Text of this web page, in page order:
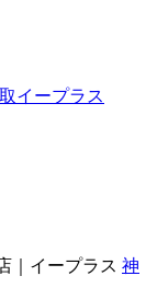
イープラス
｜イープラス 神